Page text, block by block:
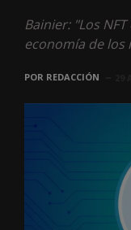
Bainier: "Los
economía de los
POR REDACCIÓN